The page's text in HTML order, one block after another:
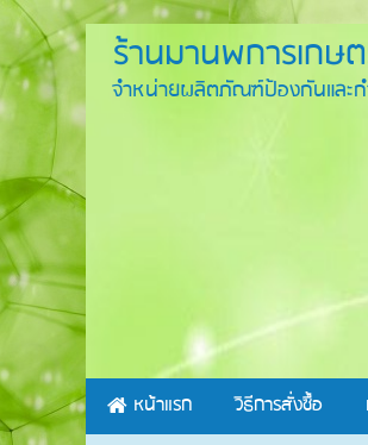
ร้านมานพการเกษ
จำหน่ายผลิตภัณฑ์ป้องกันและก
หน้าแรก วิธีการสั่งซื้อ